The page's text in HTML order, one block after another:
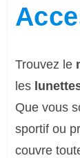
Trouvez le
les
Que vous
sportif ou
couvre